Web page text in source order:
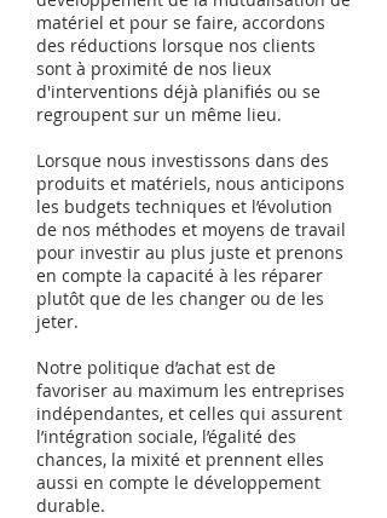
matériel et pour se faire, accordons
des réductions lorsque nos clients
sont à proximité de nos lieux
d'interventions déjà planifiés ou se
regroupent sur un même lieu.
Lorsque nous investissons dans des
produits et matériels, nous anticipons
les budgets techniques et l’évolution
de nos méthodes et moyens de travail
pour investir au plus juste et prenons
en compte la capacité à les réparer
plutôt que de les changer ou de les
jeter.
Notre politique d’achat est de
favoriser au maximum les entreprises
indépendantes, et celles qui assurent
l’intégration sociale, l’égalité des
chances, la mixité et prennent elles
aussi en compte le développement
durable.